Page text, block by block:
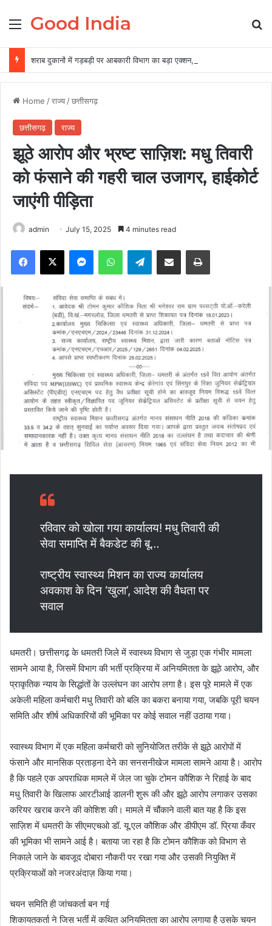
Menu
Good India
Home /राज्य /छत्तीसगढ़
छत्तीसगढ़ राज्य
झूठे आरोप और भ्रष्ट साज़िश: मधु तिवारी
को फंसाने की गहरी चाल उजागर, हाईकोर्ट
जाएंगी पीड़िता
admin July 15, 2025 4 minutes read
Facebook
X MessengerWhatsAppTelegramShare via Email Print
रविवार को खोला गया कार्यालय! मधु तिवारी की
सेवा समाप्ति में बैकडेट की बू…
राष्ट्रीय स्वास्थ्य मिशन का राज्य कार्यालय
अवकाश के दिन ‘खुला’, आदेश की वैधता पर
सवाल
धमतरी। छत्तीसगढ़ के धमतरी जिले में स्वास्थ्य विभाग से जुड़ा एक गंभीर मामला
सामने आया है, जिसमें विभाग की भर्ती प्रक्रिया में अनियमितता के झूठे आरोप, और
प्राकृतिक न्याय के सिद्धांतों के उल्लंघन का आरोप लगा है। इस पूरे मामले में एक
अकेली महिला कर्मचारी मधु तिवारी को बलि का बकरा बनाया गया, जबकि पूरी चयन
समिति और शीर्ष अधिकारियों की भूमिका पर कोई सवाल नहीं उठाया गया।
स्वास्थ्य विभाग में एक महिला कर्मचारी को सुनियोजित तरीके से झूठे आरोपों में
फंसाने और मानसिक प्रताड़ना देने का सनसनीखेज मामला सामने आया है। आरोप
है कि पहले एक अपराधिक मामले में जेल जा चुके टोमन कौशिक ने रिहाई के बाद
मधु तिवारी के खिलाफ आरटीआई डालनी शुरू की और झूठे आरोप लगाकर उसका
करियर खराब करने की कोशिश की। मामले में चौंकाने वाली बात यह है कि इस
साज़िश में धमतरी के सीएमएचओ डॉ. यू.एल कौशिक और डीपीएम डॉ. प्रिया कँवर
की भूमिका भी सामने आई है। बताया जा रहा है कि टोमन कौशिक को विभाग से
निकाले जाने के बावजूद दोबारा नौकरी पर रखा गया और उसकी नियुक्ति में
प्रक्रियाओं को नजरअंदाज़ किया गया।
चयन समिति ही जांचकर्ता बन गई
शिकायतकर्ता ने जिस भर्ती में कथित अनियमितता का आरोप लगाया है उसके चयन